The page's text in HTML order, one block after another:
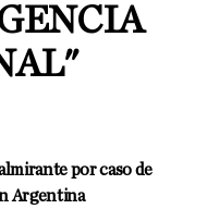
por caso de
Argentina